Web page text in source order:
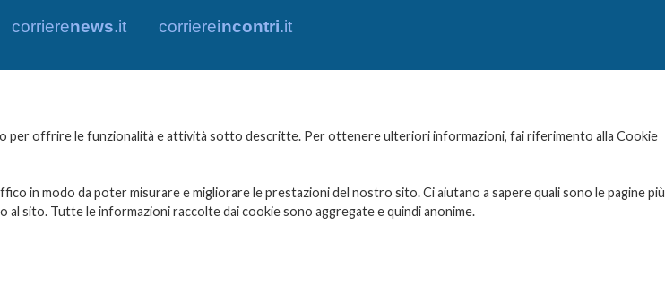
corrierenews.it corriereincontri.it
per offrire le funzionalità e attività sotto descritte. Per ottenere ulteriori informazioni, fai riferimento alla Cookie
in modo da poter misurare e migliorare le prestazioni del nostro sito. Ci aiutano a sapere quali sono le pagine più
sito. Tutte le informazioni raccolte dai cookie sono aggregate e quindi anonime.